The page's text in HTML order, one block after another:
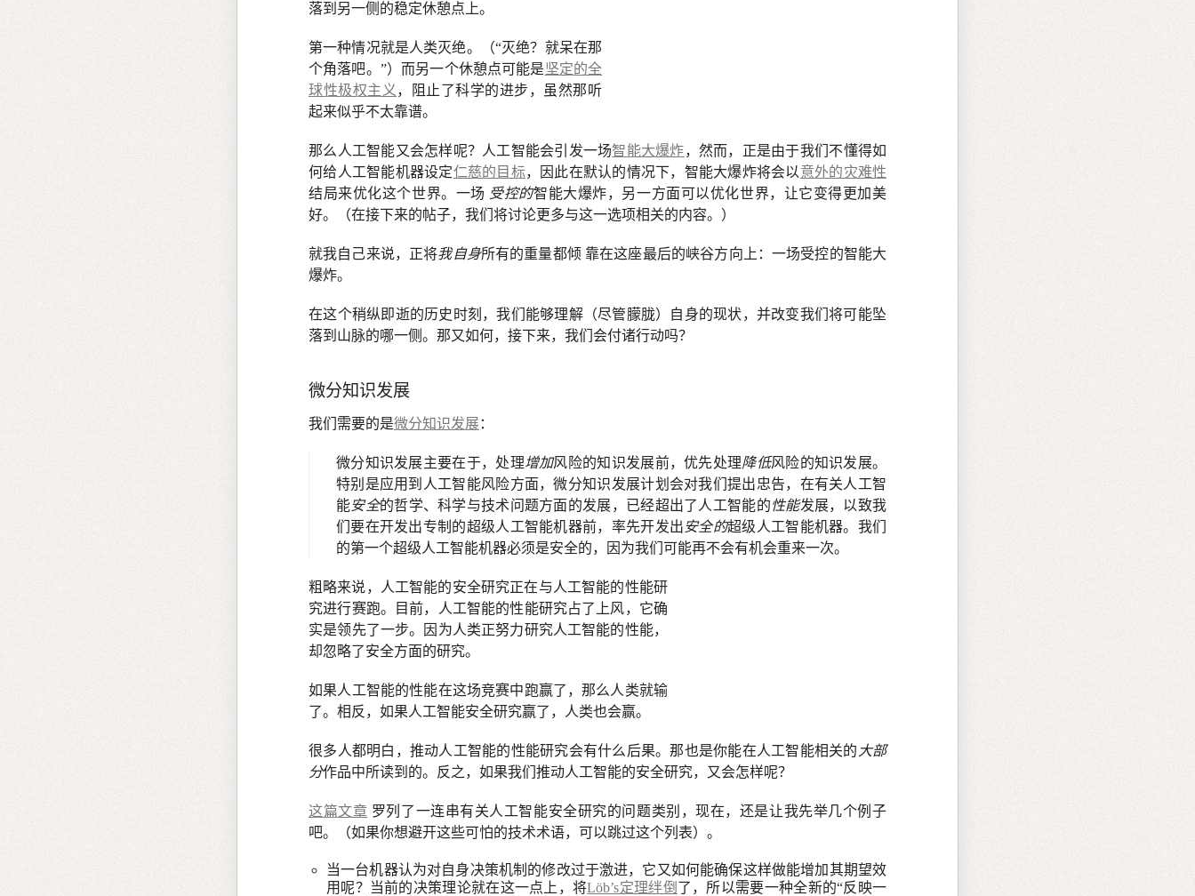
落到另一侧的稳定休憩点上。
第一种情况就是人类灭绝。（“灭绝？就呆在那
个角落吧。”）而另一个休憩点可能是坚定的全
球性极权主义 ，阻止了科学的进步，虽然那听
起来似乎不太靠谱。
那么人工智能又会怎样呢？人工智能会引发一场智能大爆炸，然而，正是由于我们不懂得如
何给人工智能机器设定仁慈的目标，因此在默认的情况下，智能大爆炸将会以 意外的灾难性
结局来优化这个世界。一场 受控的智能大爆炸，另一方面可以优化世界，让它变得更加美
好。（在接下来的帖子，我们将讨论更多与这一选项相关的内容。）
就我自己来说，正将我自身所有的重量都倾 靠在这座最后的峡谷方向上：一场受控的智能大
爆炸。
在这个稍纵即逝的历史时刻，我们能够理解（尽管朦胧）自身的现状，并改变我们将可能坠
落到山脉的哪一侧。那又如何，接下来，我们会付诸行动吗？
微分知识发展
我们需要的是微分知识发展：
微分知识发展主要在于，处理增加风险的知识发展前，优先处理降低风险的知识发展。
特别是应用到人工智能风险方面，微分知识发展计划会对我们提出忠告，在有关人工智
能安全的哲学、科学与技术问题方面的发展，已经超出了人工智能的性能发展，以致我
们要在开发出专制的超级人工智能机器前，率先开发出安全的超级人工智能机器。我们
的第一个超级人工智能机器必须是安全的，因为我们可能再不会有机会重来一次。
粗略来说，人工智能的安全研究正在与人工智能的性能研
究进行赛跑。目前，人工智能的性能研究占了上风，它确
实是领先了一步。因为人类正努力研究人工智能的性能，
却忽略了安全方面的研究。
如果人工智能的性能在这场竞赛中跑赢了，那么人类就输
了。相反，如果人工智能安全研究赢了，人类也会赢。
很多人都明白，推动人工智能的性能研究会有什么后果。那也是你能在人工智能相关的 大部
分作品中所读到的。反之，如果我们推动人工智能的安全研究，又会怎样呢？
这篇文章 罗列了一连串有关人工智能安全研究的问题类别，现在，还是让我先举几个例子
吧。（如果你想避开这些可怕的技术术语，可以跳过这个列表）。
当一台机器认为对自身决策机制的修改过于激进，它又如何能确保这样做能增加其期望效
用呢？当前的决策理论就在这一点上，将Löb’s定理绊倒 了，所以需要一种全新的“反映一